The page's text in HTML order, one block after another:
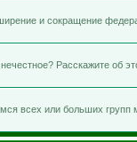
и сокращение
Расскажите об
всех или больших групп